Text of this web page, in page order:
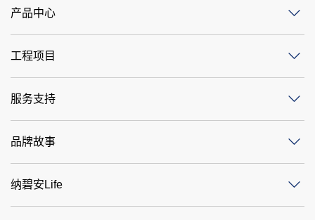
产品中心
工程项目
服务支持
品牌故事
纳碧安Life